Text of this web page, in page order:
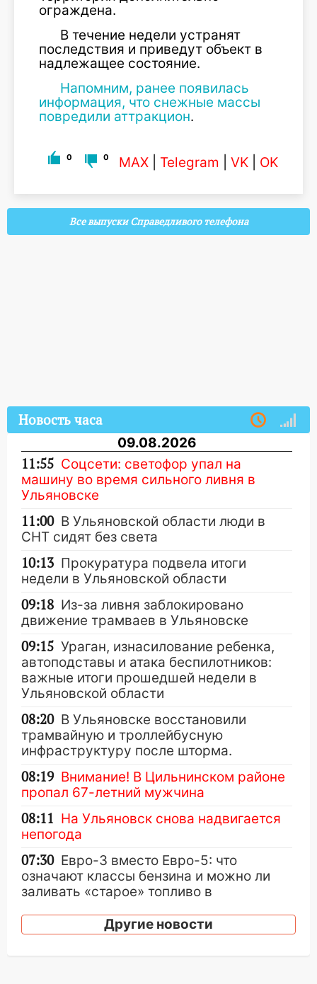
ограждена.
В течение недели устранят
последствия и приведут объект в
надлежащее состояние.
Напомним, ранее появилась
информация, что снежные массы
повредили аттракцион.
0 0 MAX Telegram VK OK
Все выпуски Справедливого телефона
Новость часа
09.08.2026
11:55 Соцсети: светофор упал на
машину во время сильного ливня в
Ульяновске
11:00 В Ульяновской области люди в
СНТ сидят без света
10:13 Прокуратура подвела итоги
недели в Ульяновской области
09:18 Из-за ливня заблокировано
движение трамваев в Ульяновске
09:15 Ураган, изнасилование ребенка,
автоподставы и атака беспилотников:
важные итоги прошедшей недели в
Ульяновской области
08:20 В Ульяновске восстановили
трамвайную и троллейбусную
инфраструктуру после шторма.
08:19 Внимание! В Цильнинском районе
пропал 67-летний мужчина
08:11 На Ульяновск снова надвигается
непогода
07:30 Евро-3 вместо Евро-5: что
означают классы бензина и можно ли
заливать «старое» топливо в
06:30 Какая погода будет в Ульяновской
Другие новости